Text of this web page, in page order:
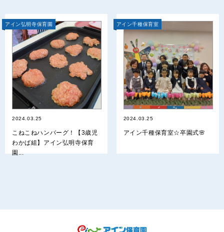
アイン弘明寺保育園
2024.03.25
こねこねハンバーグ！【3歳児
わかば組】アイン弘明寺保育
園...
アイン千種保育室
2024.03.25
アイン千種保育室☆卒園式🌸